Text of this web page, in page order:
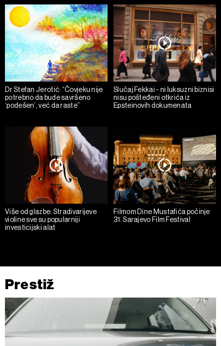
Dr Stefan Jerotić: “Čovjeku nije
potrebno da bude savršeno
‘podešen’, već da raste”
Slučaj Fekkai - ni luksuzni biznisi
nisu pošteđeni otkrića iz
Epsteinovih dokumenata
Više od glazbe: Stradivarijeve
violine sve su popularniji
investicijski alat
Filmom Dine Mustafića počinje
31. Sarajevo Film Festival
Prestiž